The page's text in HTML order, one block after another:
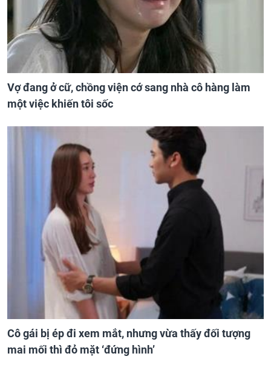
Vợ đang ở cữ, chồng viện cớ sang nhà cô hàng làm
một việc khiến tôi sốc
Cô gái bị ép đi xem mắt, nhưng vừa thấy đối tượng
mai mối thì đỏ mặt ‘đứng hình’